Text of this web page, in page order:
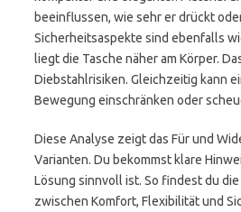
beeinflussen, wie sehr er drückt
Sicherheitsaspekte sind ebenfalls
liegt die Tasche näher am Körper.
Diebstahlrisiken. Gleichzeitig kann
Bewegung einschränken oder
Diese Analyse zeigt das Für und
Varianten. Du bekommst klare
Lösung sinnvoll ist. So findest du
zwischen Komfort, Flexibilität und